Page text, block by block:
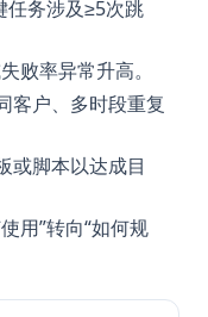
任务涉及≥5次跳
败率异常升高。
客户、多时段重复
或脚本以达成目
用”转向“如何规